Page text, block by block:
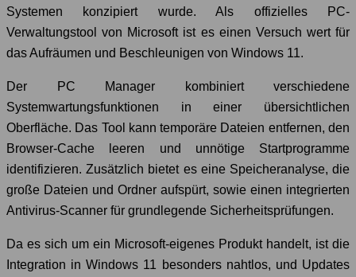
Systemen konzipiert wurde. Als offizielles PC-
Verwaltungstool von Microsoft ist es einen Versuch wert für
das Aufräumen und Beschleunigen von Windows 11.
Der PC Manager kombiniert verschiedene
Systemwartungsfunktionen in einer übersichtlichen
Oberfläche. Das Tool kann temporäre Dateien entfernen, den
Browser-Cache leeren und unnötige Startprogramme
identifizieren. Zusätzlich bietet es eine Speicheranalyse, die
große Dateien und Ordner aufspürt, sowie einen integrierten
Antivirus-Scanner für grundlegende Sicherheitsprüfungen.
Da es sich um ein Microsoft-eigenes Produkt handelt, ist die
Integration in Windows 11 besonders nahtlos, und Updates